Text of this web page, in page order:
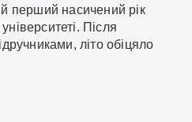
перший насичений рік
Після
літо обіцяло